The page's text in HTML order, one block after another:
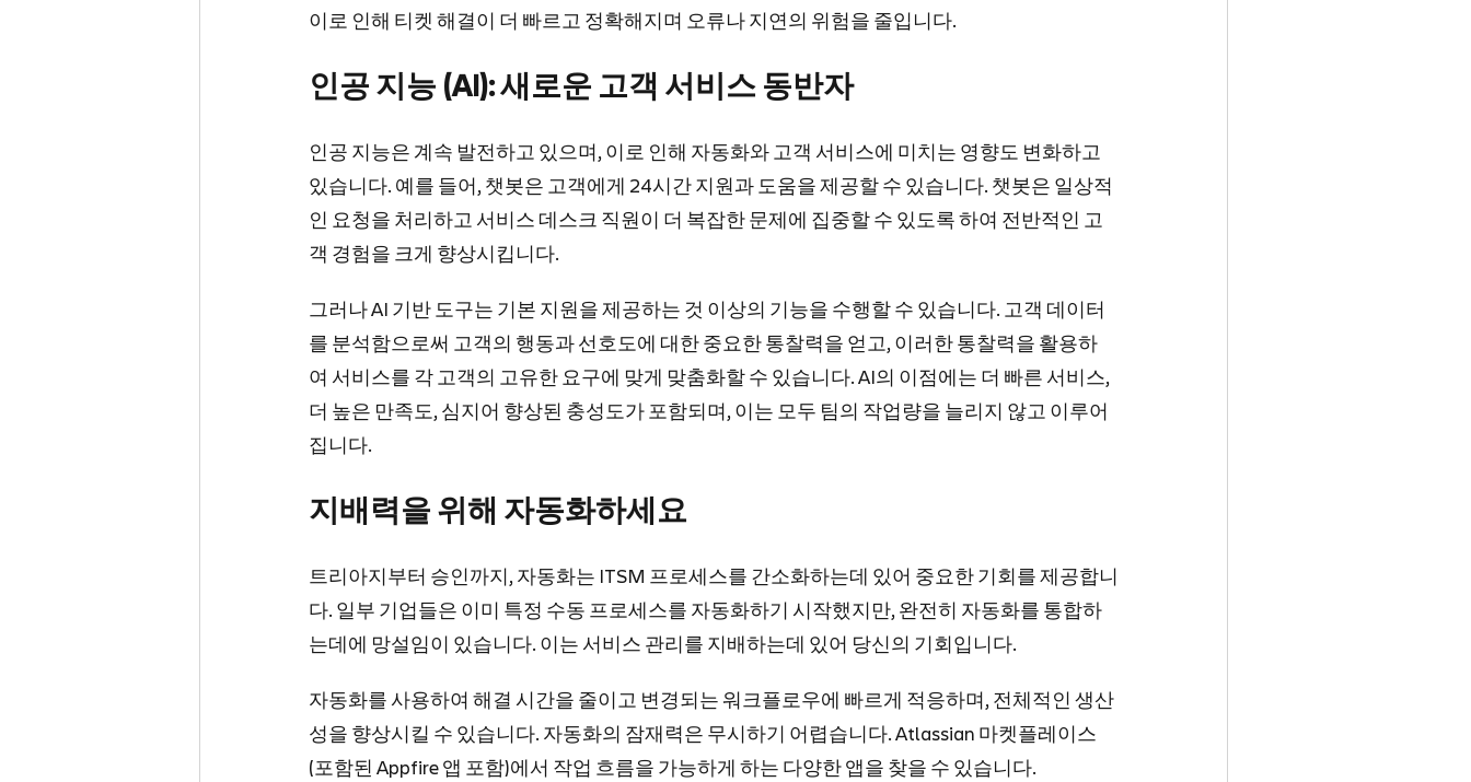
이로 인해 티켓 해결이 더 빠르고 정확해지며 오류나 지연의 위험을 줄입니다.
인공 지능 (AI): 새로운 고객 서비스 동반자
인공 지능은 계속 발전하고 있으며, 이로 인해 자동화와 고객 서비스에 미치는 영향도 변화하고
있습니다. 예를 들어, 챗봇은 고객에게 24시간 지원과 도움을 제공할 수 있습니다. 챗봇은 일상적
인 요청을 처리하고 서비스 데스크 직원이 더 복잡한 문제에 집중할 수 있도록 하여 전반적인 고
객 경험을 크게 향상시킵니다.
그러나 AI 기반 도구는 기본 지원을 제공하는 것 이상의 기능을 수행할 수 있습니다. 고객 데이터
를 분석함으로써 고객의 행동과 선호도에 대한 중요한 통찰력을 얻고, 이러한 통찰력을 활용하
여 서비스를 각 고객의 고유한 요구에 맞게 맞춤화할 수 있습니다. AI의 이점에는 더 빠른 서비스,
더 높은 만족도, 심지어 향상된 충성도가 포함되며, 이는 모두 팀의 작업량을 늘리지 않고 이루어
집니다.
지배력을 위해 자동화하세요
트리아지부터 승인까지, 자동화는 ITSM 프로세스를 간소화하는데 있어 중요한 기회를 제공합니
다. 일부 기업들은 이미 특정 수동 프로세스를 자동화하기 시작했지만, 완전히 자동화를 통합하
는데에 망설임이 있습니다. 이는 서비스 관리를 지배하는데 있어 당신의 기회입니다.
자동화를 사용하여 해결 시간을 줄이고 변경되는 워크플로우에 빠르게 적응하며, 전체적인 생산
성을 향상시킬 수 있습니다. 자동화의 잠재력은 무시하기 어렵습니다. Atlassian 마켓플레이스
(포함된 Appfire 앱 포함)에서 작업 흐름을 가능하게 하는 다양한 앱을 찾을 수 있습니다.